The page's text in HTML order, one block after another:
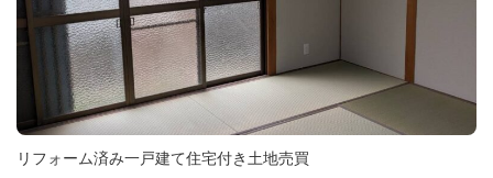
リフォーム済み一戸建て住宅付き土地売買